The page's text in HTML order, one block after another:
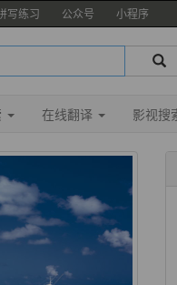
写练习 公众号 小程序
在线翻译 影视搜